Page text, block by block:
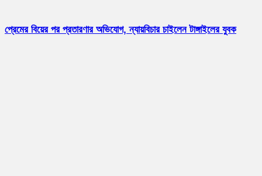
প্রেমের বিয়ের পর প্রতারণার অভিযোগ, ন্যায়বিচার চাইলেন টাঙ্গাইলের যুবক